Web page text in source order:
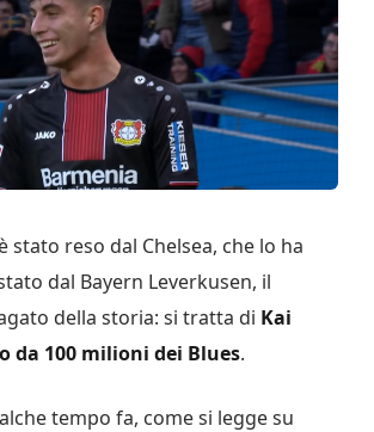
stato reso dal Chelsea, che lo ha
dal Bayern Leverkusen, il
della storia: si tratta di Kai
da 100 milioni dei Blues.
tempo fa, come si legge su